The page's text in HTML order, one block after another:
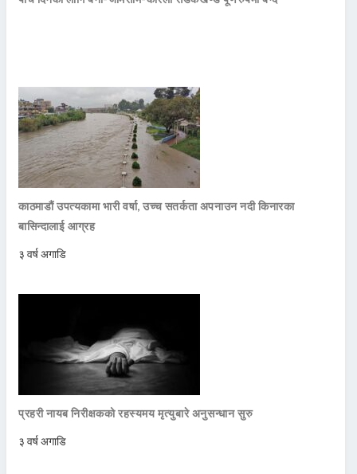
काठमाडौं उपत्यकामा भारी वर्षा, उच्च सतर्कता अपनाउन नदी किनारका
बासिन्दालाई आग्रह
३ वर्ष अगाडि
प्रहरी नायब निरीक्षकको रहस्यमय मृत्युबारे अनुसन्धान सुरु
३ वर्ष अगाडि